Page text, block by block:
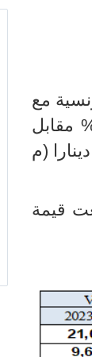
مع
مقابل
قيمة الصادرات 5044,8 مليون دينارا (م
وقد بلغت قيمة